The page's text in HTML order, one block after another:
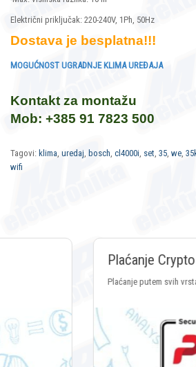
Električni priključak: 220-240V, 1Ph, 50Hz
Dostava je besplatna!!!
MOGUĆNOST UGRADNJE KLIMA UREĐAJA
Kontakt za montažu
Mob: +385 91 7823 500
Tagovi: klima, uredaj, bosch, cl4000i, set, 35, we,
wifi
Plaćanje Crypto valutama
Plaćanje putem svih vrsta Crypto valuta